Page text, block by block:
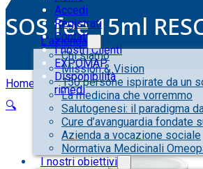
Accedi
Registrati
Contatti
I nostri Clienti
EXPOMAP
Disponibilità
rimedi
L’azienda
Chi siamo
Mission & Vision
150 persone ispirate da un
La medicina che vorremmo
Salutogenesi: il paradigma
Cure d’avanguardia fondate
Azienda a vocazione sociale
Normativa Medicinali
I nostri obiettivi
SOS fee 15ml
Home Varie/SOS fee 15ml RESCUE
🔍